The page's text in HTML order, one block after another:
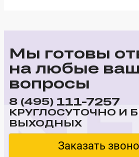
Мы готовы
на любые
вопросы
8 (495) 111-7257
КРУГЛОСУТОЧНО И
ВЫХОДНЫХ
Заказать